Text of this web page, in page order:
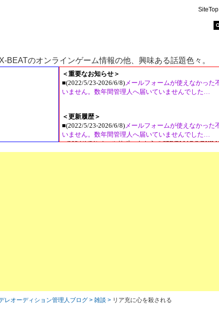
SiteTop
のオンラインゲーム情報の他、興味ある話題色々。
レオーディション管理人ブログ 雑談 リア充に心を殺される